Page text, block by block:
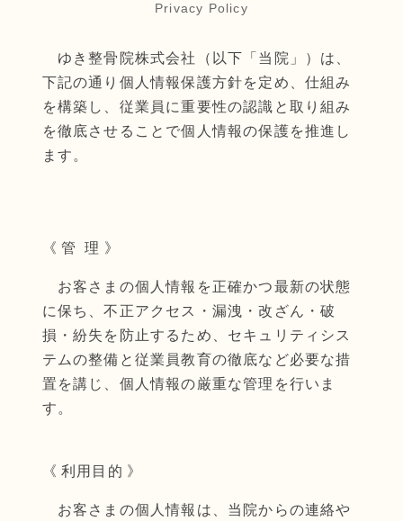
Privacy Policy
ゆき整骨院株式会社（以下「当院」）は、
下記の通り個人情報保護方針を定め、仕組み
を構築し、従業員に重要性の認識と取り組み
を徹底させることで個人情報の保護を推進し
ます。
《 管 理 》
お客さまの個人情報を正確かつ最新の状態
に保ち、不正アクセス・漏洩・改ざん・破
損・紛失を防止するため、セキュリティシス
テムの整備と従業員教育の徹底など必要な措
置を講じ、個人情報の厳重な管理を行いま
す。
《 利用目的 》
お客さまの個人情報は、当院からの連絡や